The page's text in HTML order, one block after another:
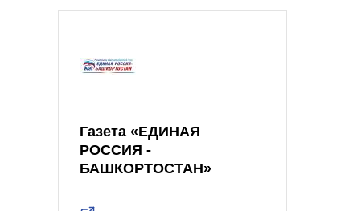
Газета «ЕДИНАЯ
РОССИЯ -
БАШКОРТОСТАН»